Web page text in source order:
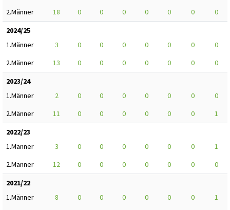
2.Männer
18 0 0 0 0 0 0
0
2024/25
1.Männer
3 0 0 0 0 0 0
0
2.Männer
13 0 0 0 0 0 0
0
2023/24
1.Männer
2 0 0 0 0 0 0
0
2.Männer
11 0 0 0 0 0 0
1
2022/23
1.Männer
3 0 0 0 0 0 0
1
2.Männer
12 0 0 0 0 0 0
0
2021/22
1.Männer
8 0 0 0 0 0 0
1